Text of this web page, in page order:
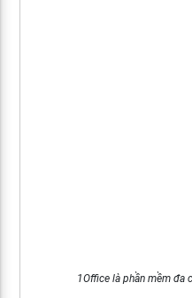
1Office là phần mềm đa